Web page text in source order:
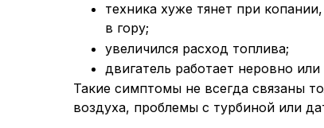
техника хуже тянет при
в гору;
увеличился расход топлива;
двигатель работает неровно
Такие симптомы не всегда связаны
воздуха, проблемы с турбиной или